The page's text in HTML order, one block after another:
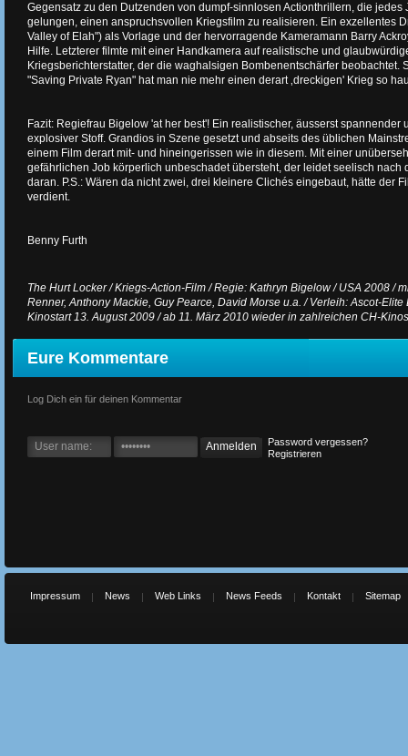
Gegensatz zu den Dutzenden von dumpf-sinnlosen Actionthrillern, die jedes
gelungen, einen anspruchsvollen Kriegsfilm zu realisieren. Ein exzellentes
Valley of Elah") als Vorlage und der hervorragende Kameramann Barry
Hilfe. Letzterer filmte mit einer Handkamera auf realistische und
Kriegsberichterstatter, der die waghalsigen Bombenentschärfer beobachtet.
"Saving Private Ryan" hat man nie mehr einen derart ‚dreckigen' Krieg so
Fazit: Regiefrau Bigelow 'at her best'! Ein realistischer, äusserst spannender
explosiver Stoff. Grandios in Szene gesetzt und abseits des üblichen
einem Film derart mit- und hineingerissen wie in diesem. Mit einer
gefährlichen Job körperlich unbeschadet übersteht, der leidet seelisch nach
daran. P.S.: Wären da nicht zwei, drei kleinere Clichés eingebaut, hätte der
verdient.
Benny Furth
The Hurt Locker / Kriegs-Action-Film / Regie: Kathryn Bigelow / USA 2008 /
Renner, Anthony Mackie, Guy Pearce, David Morse u.a. / Verleih: Ascot-
Kinostart 13. August 2009 / ab 11. März 2010 wieder in zahlreichen CH-Kinos
Eure Kommentare
Log Dich ein für deinen Kommentar
Password vergessen?
Registrieren
Impressum News Web Links News Feeds Kontakt Sitemap